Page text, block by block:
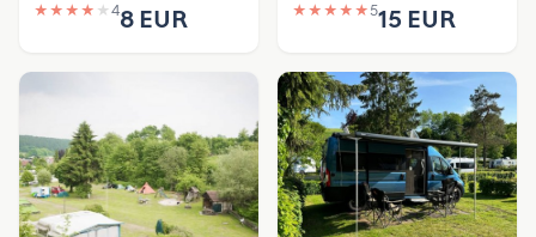
★ ★ ★ ★ ★ 48 EUR ★ ★ ★ ★ ★515 EUR